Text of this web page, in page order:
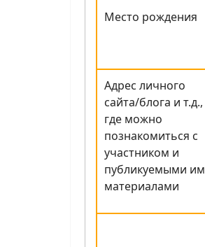
Место рождения
Адрес личного
сайта/блога и т.д.,
где можно
познакомиться с
участником и
публикуемыми им
материалами